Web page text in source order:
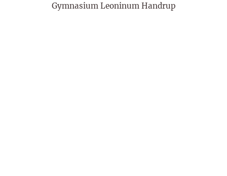
Gymnasium Leoninum Handrup